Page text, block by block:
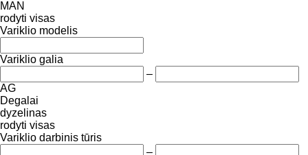
MAN
rodyti visas
Variklio modelis
Variklio galia
–
AG
Degalai
dyzelinas
rodyti visas
Variklio darbinis tūris
–